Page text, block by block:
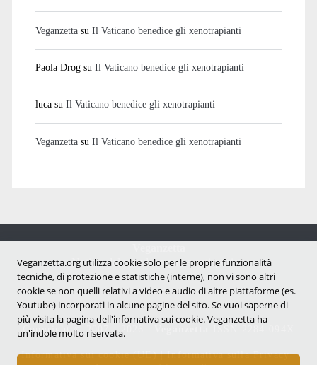
Veganzettasu Il Vaticano benedice gli xenotrapianti
Paola Drogsu Il Vaticano benedice gli xenotrapianti
lucasu Il Vaticano benedice gli xenotrapianti
Veganzettasu Il Vaticano benedice gli xenotrapianti
Notizie dal mondo vegan e antispecista
Copyright © 2007 - 2026 |
Informativa sui cookie (UE)|Informativa sulla Privacy|
Veganzetta.org utilizza cookie solo per le proprie funzionalità
tecniche, di protezione e statistiche (interne), non vi sono altri
cookie se non quelli relativi a video e audio di altre piattaforme (es.
Youtube) incorporati in alcune pagine del sito. Se vuoi saperne di
più visita la pagina dell'infornativa sui cookie. Veganzetta ha
un'indole molto riservata.